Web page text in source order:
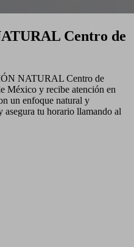
Centro de
NATURAL Centro de
México y recibe atención en
un enfoque natural y
asegura tu horario llamando al